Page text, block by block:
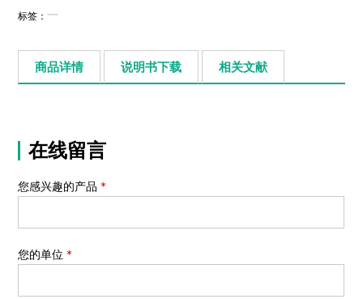
标签：
商品详情 说明书下载 相关文献
在线留言
您感兴趣的产品 *
您的单位 *